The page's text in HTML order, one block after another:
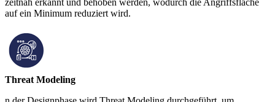
auf ein Minimum reduziert wird.
Threat Modeling